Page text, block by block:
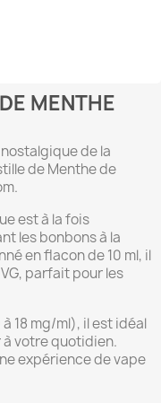
MENTHE
de la
de Menthe de
est à la fois
les bonbons à la
en flacon de 10 ml, il
parfait pour les
18 mg/ml), il est idéal
votre quotidien.
expérience de vape